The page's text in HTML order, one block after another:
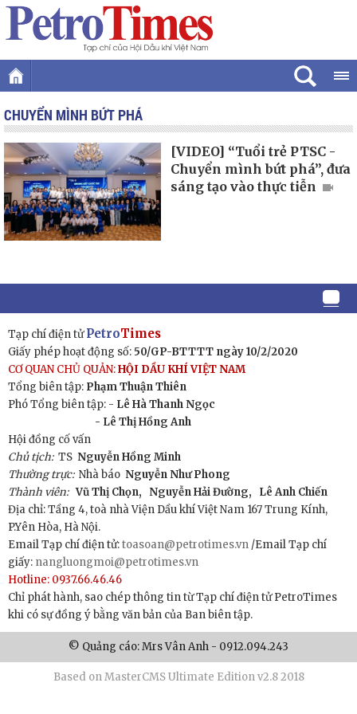
CHUYỂN MÌNH BỨT PHÁ
[VIDEO] “Tuổi trẻ PTSC -
Chuyển mình bứt phá”, đưa
sáng tạo vào thực tiễn
Tạp chí điện tửPetroTimes
Giấy phép hoạt động số: 50/GP-BTTTT ngày 10/2/2020
CƠ QUAN CHỦ QUẢN:HỘI DẦU KHÍ VIỆT NAM
Tổng biên tập: Phạm Thuận Thiên
Phó Tổng biên tập: - Lê Hà Thanh Ngọc
- Lê Thị Hồng Anh
Hội đồng cố vấn
Chủ tịch:TS Nguyễn Hồng Minh
Thường trực: Nhà báo Nguyễn Như Phong
Thành viên: Vũ Thị Chọn, Nguyễn Hải Đường,
Lê Anh Chiến
Địa chỉ: Tầng 4, toà nhà Viện Dầu khí Việt Nam 167 Trung Kính,
P.Yên Hòa, Hà Nội.
Email Tạp chí điện tử:toasoan@petrotimes.vn /Email Tạp chí
giấy: nangluongmoi@petrotimes.vn
Hotline: 0937.66.46.46
Chỉ phát hành, sao chép thông tin từ Tạp chí điện tử PetroTimes
khi có sự đồng ý bằng văn bản của Ban biên tập.
© Quảng cáo: Mrs Vân Anh - 0912.094.243
Based on MasterCMS Ultimate Edition v2.8 2018